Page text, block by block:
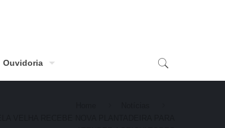
Ouvidoria